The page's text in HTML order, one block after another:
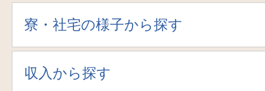
寮・社宅の様子から探す
収入から探す